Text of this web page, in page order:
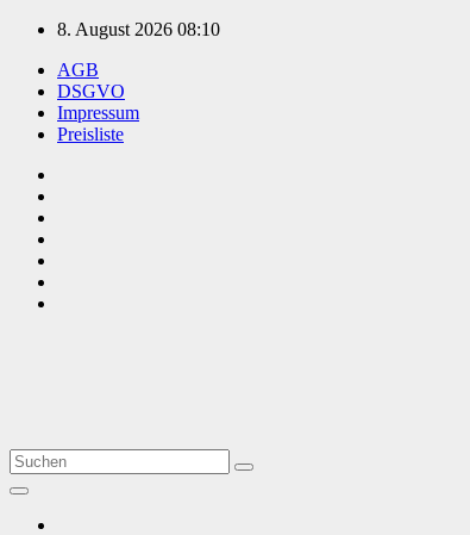
Zum
springen
8. August 2026 08:10
AGB
DSGVO
Impressum
Preisliste